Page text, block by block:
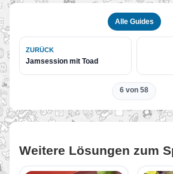
Alle Guides
ZURÜCK
Jamsession mit Toad
6 von 58
Weitere Lösungen zum